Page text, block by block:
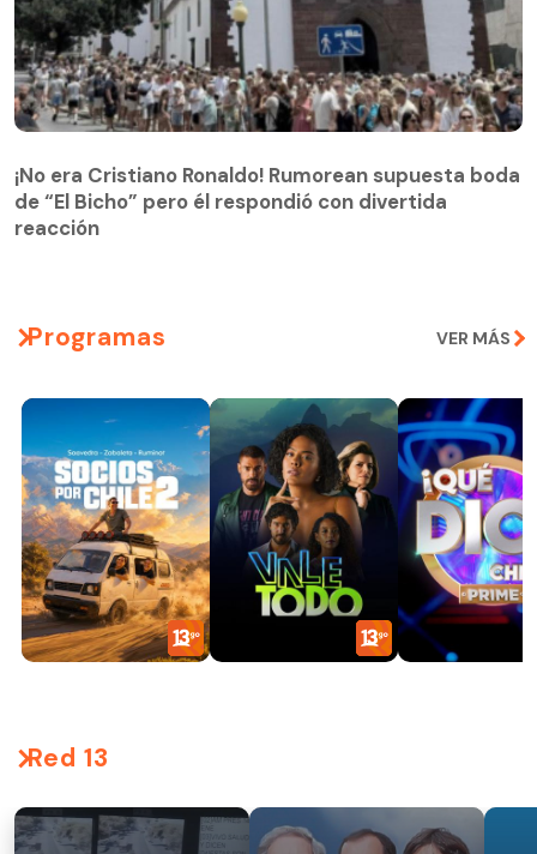
¡No era Cristiano Ronaldo! Rumorean supuesta boda
de “El Bicho” pero él respondió con divertida
reacción
Programas VER MÁS
Red 13